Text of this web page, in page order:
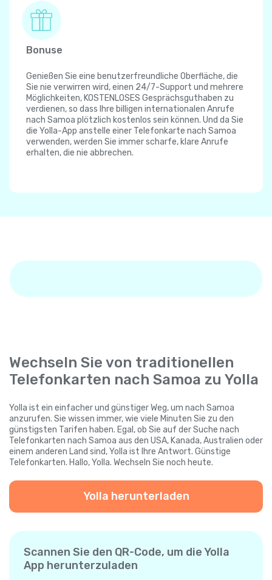
Bonuse
Genießen Sie eine benutzerfreundliche Oberfläche, die
Sie nie verwirren wird, einen 24/7-Support und mehrere
Möglichkeiten, KOSTENLOSES Gesprächsguthaben zu
verdienen, so dass Ihre billigen internationalen Anrufe
nach Samoa plötzlich kostenlos sein können. Und da Sie
die Yolla-App anstelle einer Telefonkarte nach Samoa
verwenden, werden Sie immer scharfe, klare Anrufe
erhalten, die nie abbrechen.
Wechseln Sie von traditionellen
Telefonkarten nach Samoa zu Yolla
Yolla ist ein einfacher und günstiger Weg, um nach Samoa
anzurufen. Sie wissen immer, wie viele Minuten Sie zu den
günstigsten Tarifen haben. Egal, ob Sie auf der Suche nach
Telefonkarten nach Samoa aus den USA, Kanada, Australien oder
einem anderen Land sind, Yolla ist Ihre Antwort. Günstige
Telefonkarten. Hallo, Yolla. Wechseln Sie noch heute.
Yolla herunterladen
Scannen Sie den QR-Code, um die Yolla
App herunterzuladen